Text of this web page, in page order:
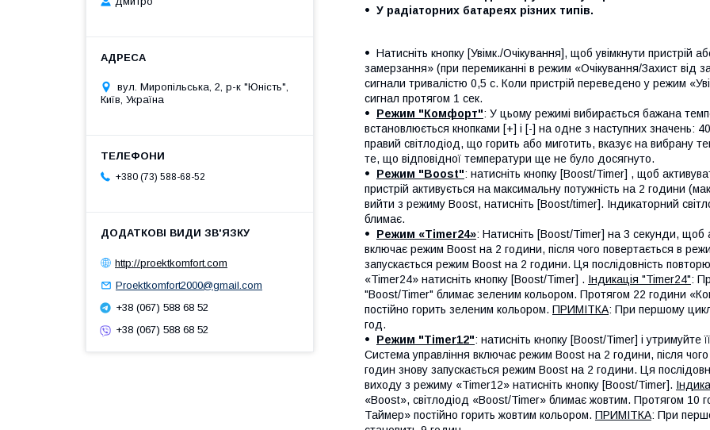
У радіаторних батареях різних типів.
Натисніть кнопку [Увімк./Очікування], щоб увімкнути пристрій
замерзання» (при перемиканні в режим «Очікування/Захист від
сигнали тривалістю 0,5 с. Коли пристрій переведено у режим
сигнал протягом 1 сек.
Режим "Комфорт": У цьому режимі вибирається бажана
встановлюється кнопками [+] і [-] на одне з наступних значень:
правий світлодіод, що горить або миготить, вказує на вибрану
те, що відповідної температури ще не було досягнуто.
Режим "Boost": натисніть кнопку [Boost/Timer] , щоб
пристрій активується на максимальну потужність на 2 години
вийти з режиму Boost, натисніть [Boost/timer]. Індикаторний
блимає.
Режим «Timer24»: Натисніть [Boost/Timer] на 3 секунди, щоб
включає режим Boost на 2 години, після чого повертається в
запускається режим Boost на 2 години. Ця послідовність
«Timer24» натисніть кнопку [Boost/Timer] . Індикація "Timer24":
"Boost/Timer" блимає зеленим кольором. Протягом 22 години
постійно горить зеленим кольором. ПРИМІТКА: При першому
год.
Режим "Timer12": натисніть кнопку [Boost/Timer] і утримуйте
Система управління включає режим Boost на 2 години, після
годин знову запускається режим Boost на 2 години. Ця
виходу з режиму «Timer12» натисніть кнопку [Boost/Timer].
«Boost», світлодіод «Boost/Timer» блимає жовтим. Протягом 10
Таймер» постійно горить жовтим кольором. ПРИМІТКА: При
вул. Миропільська, 2, р-к "Юність",
Київ, Україна
+380 (73) 588-68-52
http://proektkomfort.com
Proektkomfort2000@gmail.com
+38 (067) 588 68 52
+38 (067) 588 68 52